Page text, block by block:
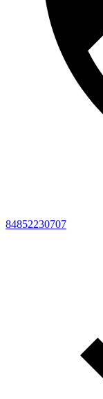
84852230707